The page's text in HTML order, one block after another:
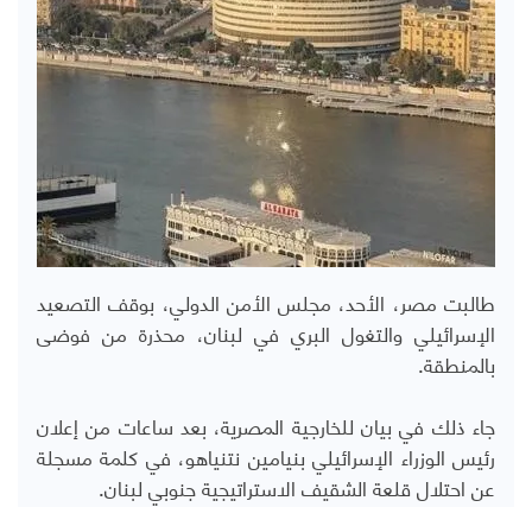
طالبت مصر، الأحد، مجلس الأمن الدولي، بوقف التصعيد
الإسرائيلي والتغول البري في لبنان، محذرة من فوضى
بالمنطقة.
جاء ذلك في بيان للخارجية المصرية، بعد ساعات من إعلان
رئيس الوزراء الإسرائيلي بنيامين نتنياهو، في كلمة مسجلة
عن احتلال قلعة الشقيف الاستراتيجية جنوبي لبنان.